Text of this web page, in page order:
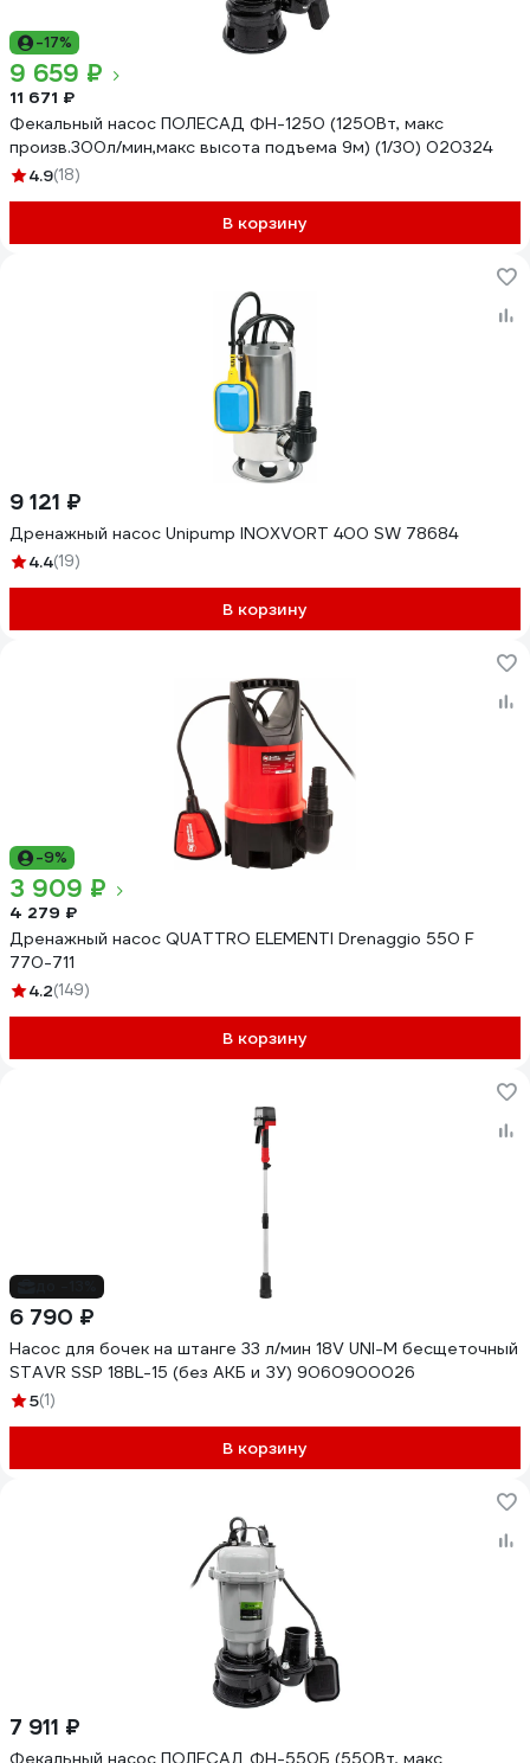
-17%
9 659 ₽
11 671 ₽
Фекальный насос ПОЛЕСАД ФН-1250 (1250Вт, макс
произв.300л/мин,макс высота подъема 9м) (1/30) 020324
4.9(18)
В корзину
9 121 ₽
Дренажный насос Unipump INOXVORT 400 SW 78684
4.4(19)
В корзину
-9%
3 909 ₽
4 279 ₽
Дренажный насос QUATTRO ELEMENTI Drenaggio 550 F
770-711
4.2(149)
В корзину
6 790 ₽
Насос для бочек на штанге 33 л/мин 18V UNI-M бесщеточный
STAVR SSP 18BL-15 (без АКБ и ЗУ) 9060900026
5(1)
В корзину
7 911 ₽
Фекальный насос ПОЛЕСАД ФН-550Б (550Вт, макс